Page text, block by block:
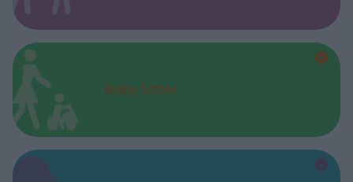
Baby Sitter